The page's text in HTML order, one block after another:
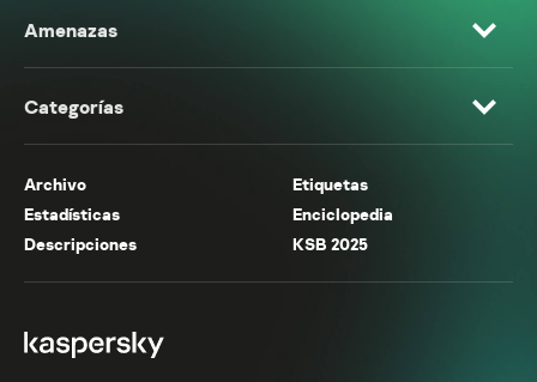
Amenazas
Categorías
Archivo
Etiquetas
Estadísticas
Enciclopedia
Descripciones
KSB 2025